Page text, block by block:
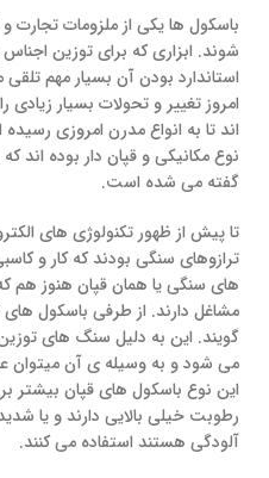
باسکول ها یکی از ملزومات
شوند. ابزاری که برای توزین اجناس
استاندارد بودن آن بسیار مهم
امروز تغییر و تحولات بسیار
اند تا به انواع مدرن امروزی
نوع مکانیکی و قپان دار بوده اند
گفته می شده است.
تا پیش از ظهور تکنولوژی های
ترازوهای سنگی بودند که کار و
های سنگی یا همان قپان هنوز هم
مشاغل دارند. از طرفی باسکول های
گویند. این به دلیل سنگ های
می شود و به وسیله ی آن میتوان
این نوع باسکول های قپان بیشتر
رطوبت خیلی بالایی دارند و یا
آلودگی هستند استفاده می کنند.